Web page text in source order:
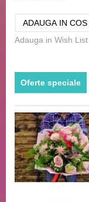
Adauga in Wish List
Oferte speciale